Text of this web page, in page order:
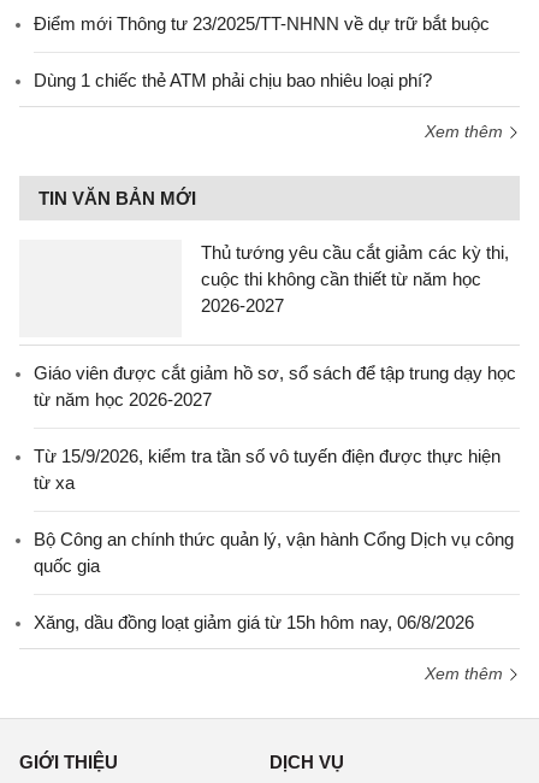
Điểm mới Thông tư 23/2025/TT-NHNN về dự trữ bắt buộc
Dùng 1 chiếc thẻ ATM phải chịu bao nhiêu loại phí?
Xem thêm
TIN VĂN BẢN MỚI
Thủ tướng yêu cầu cắt giảm các kỳ thi,
cuộc thi không cần thiết từ năm học
2026-2027
Giáo viên được cắt giảm hồ sơ, sổ sách để tập trung dạy học
từ năm học 2026-2027
Từ 15/9/2026, kiểm tra tần số vô tuyến điện được thực hiện
từ xa
Bộ Công an chính thức quản lý, vận hành Cổng Dịch vụ công
quốc gia
Xăng, dầu đồng loạt giảm giá từ 15h hôm nay, 06/8/2026
Xem thêm
GIỚI THIỆU DỊCH VỤ